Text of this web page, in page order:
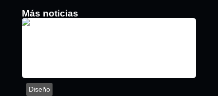
Más noticias
Diseño